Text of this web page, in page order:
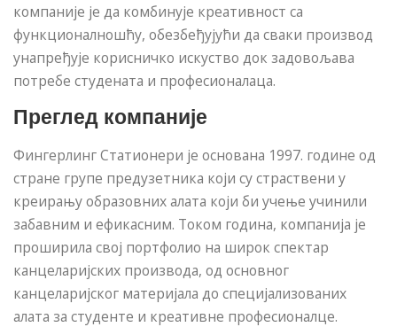
компаније је да комбинује креативност са
функционалношћу, обезбеђујући да сваки производ
унапређује корисничко искуство док задовољава
потребе студената и професионалаца.
Преглед компаније
Фингерлинг Статионери је основана 1997. године од
стране групе предузетника који су страствени у
креирању образовних алата који би учење учинили
забавним и ефикасним. Током година, компанија је
проширила свој портфолио на широк спектар
канцеларијских производа, од основног
канцеларијског материјала до специјализованих
алата за студенте и креативне професионалце.